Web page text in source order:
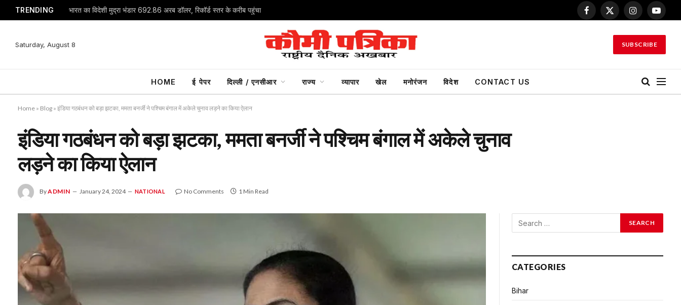
TRENDING भारत का विदेशी मुद्रा भंडार 692.86 अरब डॉलर, रिकॉर्ड स्तर के करीब पहुंचा
Facebook
X
Instagram
Saturday, August 8 SUBSCRIBE
HOME ई पेपर दिल्ली / एनसीआर राज्य व्यापार खेल मनोरंजन विदेश CONTACT US
Home » Blog » इंडिया गठबंधन को बड़ा झटका, ममता बनर्जी ने पश्चिम बंगाल में अकेले चुनाव लड़ने का किया ऐलान
इंडिया गठबंधन को बड़ा झटका, ममता बनर्जी ने पश्चिम बंगाल में अकेले चुनाव
लड़ने का किया ऐलान
ByADMIN January 24, 2024 NATIONAL No Comments 1 Min Read
CATEGORIES
Bihar